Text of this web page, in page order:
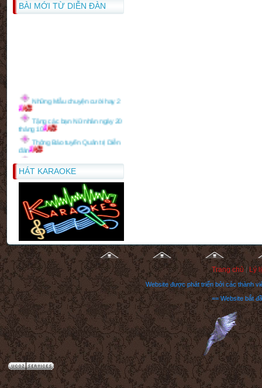
BÀI MỚI TỪ DIỄN ĐÀN
Tặng các bạn Nữ nhân ngày 20
tháng 10
Thông Báo tuyển Quản trị Diễn
đàn
Thông Báo 1
Hướng dẫn cách post bài trong
forum
Lời chúc rượu trong tiệc lễ
HÁT KARAOKE
Trang chủ|Lý
Website được phát triển bởi các thành
== Website bắt